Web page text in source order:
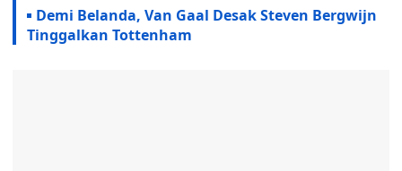
Demi Belanda, Van Gaal Desak Steven Bergwijn
Tinggalkan Tottenham